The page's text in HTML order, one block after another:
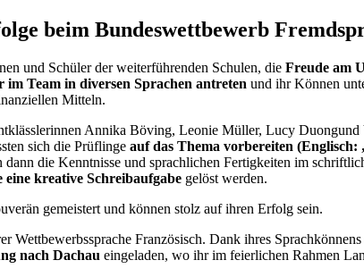
beim Bundeswettbewerb
und Schüler der weiterführenden Schulen, die Freude am
im Team in diversen Sprachen antreten und ihr Können
Mitteln.
Annika Böving, Leonie Müller, Lucy Duongund
sich die Prüflinge auf das Thema vorbereiten (Englisch:
dann die Kenntnisse und sprachlichen Fertigkeiten im
kreative Schreibaufgabe gelöst werden.
gemeistert und können stolz auf ihren Erfolg sein.
Wettbewerbssprache Französisch. Dank ihres
nach Dachau eingeladen, wo ihr im feierlichen Rahmen